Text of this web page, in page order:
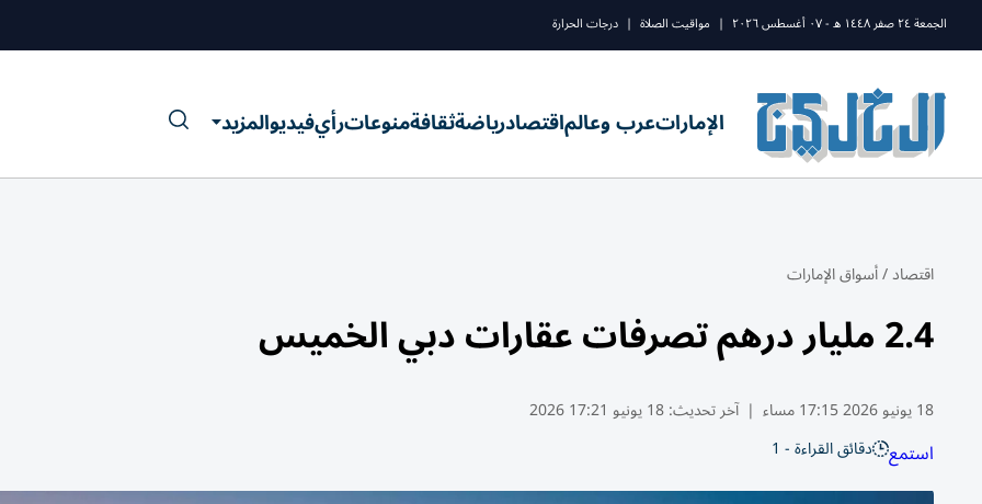
الجمعة ٢٤ صفر ١٤٤٨ ه - ٠٧ أغسطس ٢٠٢٦ | مواقيت الصلاة | درجات الحرارة
الإماراتعرب وعالماقتصادرياضةثقافةمنوعاترأيفيديوالمزيد
اقتصاد/أسواق الإمارات
2.4 مليار درهم تصرفات عقارات دبي الخميس
18 يونيو 2026 17:15 مساء | آخر تحديث:18 يونيو 17:21 2026
استمع دقائق القراءة - 1